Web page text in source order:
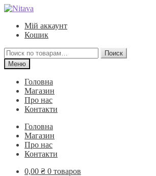
Перейти
навигации
Перейти
содержимому
Мій аккаунт
Кошик
Искать:
Поиск
Меню
Головна
Магазин
Про нас
Контакти
Головна
Магазин
Про нас
Контакти
0,00 ₴ 0 товаров